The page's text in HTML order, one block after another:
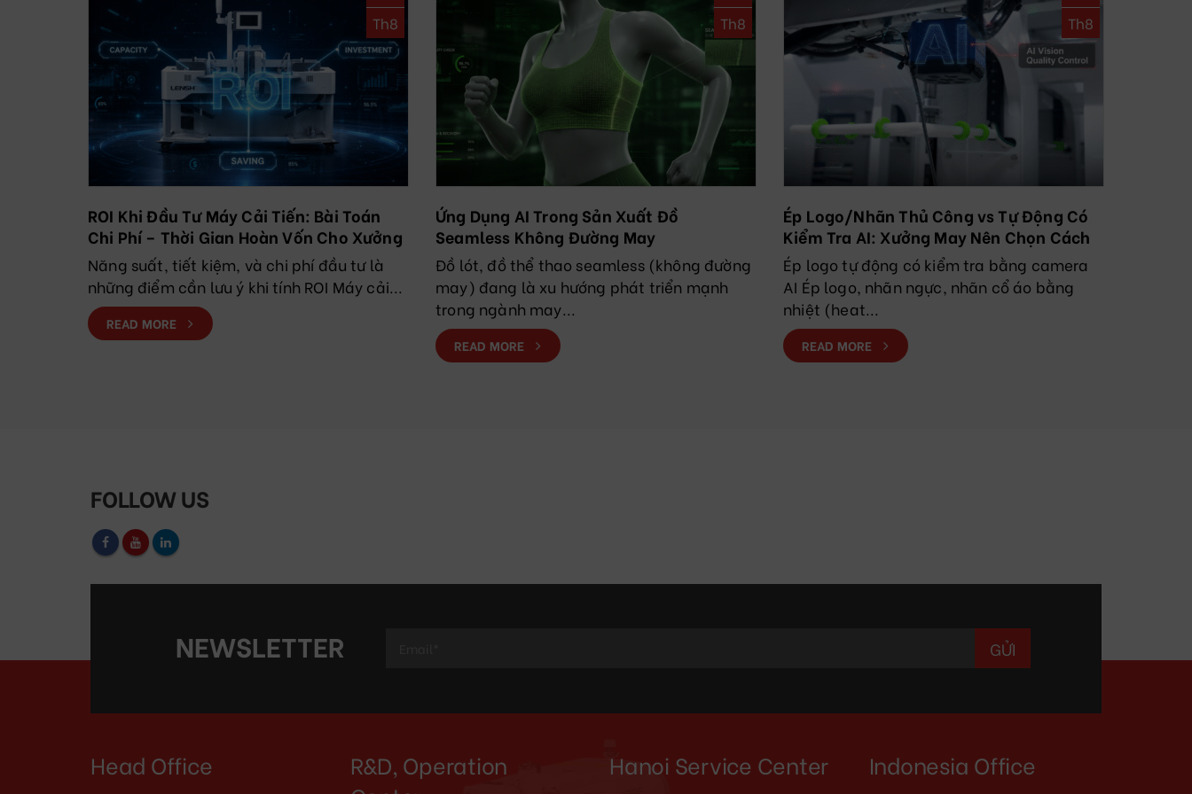
Th8
ROI Khi Đầu Tư Máy Cải Tiến: Bài Toán
Chi Phí – Thời Gian Hoàn Vốn Cho Xưởng
May
Năng suất, tiết kiệm, và chi phí đầu tư là
những điểm cần lưu ý khi tính ROI Máy cải...
READ MORE
Th8
Ứng Dụng AI Trong Sản Xuất Đồ
Seamless Không Đường May
Đồ lót, đồ thể thao seamless (không đường
may) đang là xu hướng phát triển mạnh
trong ngành may...
READ MORE
Th8
Ép Logo/Nhãn Thủ Công vs Tự Động Có
Kiểm Tra AI: Xưởng May Nên Chọn Cách
Nào?
Ép logo tự động có kiểm tra bằng camera
AI Ép logo, nhãn ngực, nhãn cổ áo bằng
nhiệt (heat...
READ MORE
FOLLOW US
NEWSLETTER
Head Office
R&D, Operation
Hanoi Service Center Indonesia Office